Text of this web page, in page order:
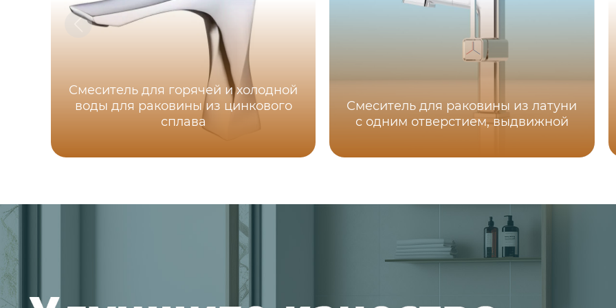
Смеситель для горячей и холодной
воды для раковины из цинкового
сплава
Смеситель для раковины из латуни
с одним отверстием, выдвижной